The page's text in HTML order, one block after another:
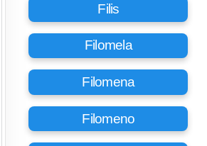
Filis
Filomela
Filomena
Filomeno